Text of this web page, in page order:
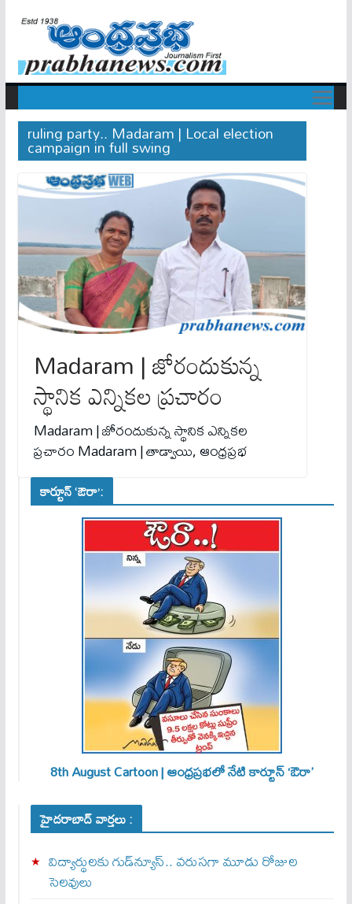
ruling party.. Madaram | Local election
campaign in full swing
Madaram | జోరందుకున్న
స్థానిక ఎన్నికల ప్రచారం
Madaram | జోరందుకున్న స్థానిక ఎన్నికల
ప్రచారం Madaram | తాడ్వాయి, ఆంధ్రప్రభ
కార్టూన్ ‘ఔరా’:
8th August Cartoon | ఆంధ్రప్రభలో నేటి కార్టూన్ ‘ఔరా’
హైదరాబాద్ వార్తలు :
విద్యార్థులకు గుడ్‌న్యూస్.. వరుసగా మూడు రోజుల
సెలవులు